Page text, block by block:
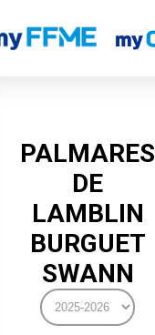
Classements
PALMARES
DE
LAMBLIN
BURGUET
SWANN